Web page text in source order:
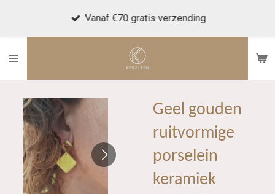
de
Vanaf €70 gratis verzending
Geel gouden
ruitvormige
porselein
keramiek